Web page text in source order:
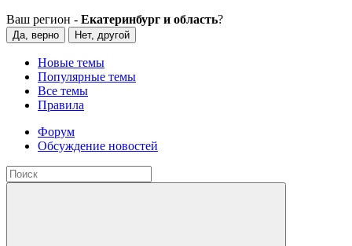
Ваш регион - Екатеринбург и область?
Да, верно Нет, другой
Новые темы
Популярные темы
Все темы
Правила
Форум
Обсуждение новостей